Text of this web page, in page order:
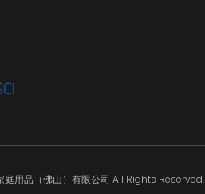
用品（佛山）有限公司 All Rights Reserved.